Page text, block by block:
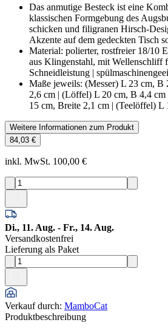
Das anmutige Besteck ist eine
klassischen Formgebung des
schicken und filigranen Hirsch-
Akzente auf dem gedeckten Tisch
Material: polierter, rostfreier 18/10
aus Klingenstahl, mit Wellenschliff
Schneidleistung |
Maße jeweils: (Messer) L 23 cm, B
2,6 cm | (Löffel) L 20 cm, B 4,4
15 cm, Breite 2,1 cm | (Teelöffel) L
Weitere Informationen zum Produkt
84,03 €
inkl. MwSt. 100,00 €
Di., 11. Aug. - Fr., 14. Aug.
Versandkostenfrei
Lieferung als Paket
Verkauf durch: MamboCat
Produktbeschreibung